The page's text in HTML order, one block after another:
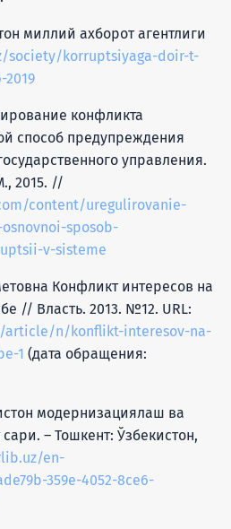
миллий ахборот агентлиги
society/korruptsiyaga-doir-t-
2019
конфликта
способ предупреждения
управления.
2015. //
content/uregulirovanie-
sposob-
v-sisteme
Конфликт интересов на
// Власть. 2013. №12. URL:
article/n/konflikt-interesov-na-
1 (дата обращения:
модернизациялаш ва
– Тошкент: Ўзбекистон,
en-
359e-4052-8ce6-